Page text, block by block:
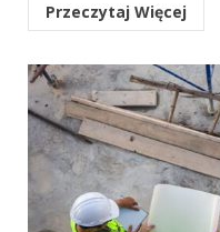
Przeczytaj Więcej